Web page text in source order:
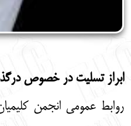
ابراز تسلیت در خصوص
روابط عمومی انجمن